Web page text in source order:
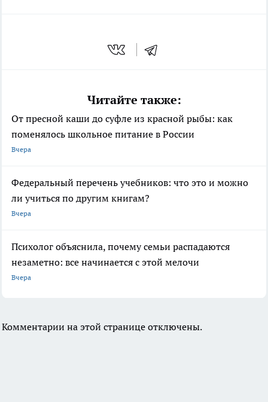
Читайте также:
От пресной каши до суфле из красной рыбы: как
поменялось школьное питание в России
Вчера
Федеральный перечень учебников: что это и можно
ли учиться по другим книгам?
Вчера
Психолог объяснила, почему семьи распадаются
незаметно: все начинается с этой мелочи
Вчера
Комментарии на этой странице отключены.